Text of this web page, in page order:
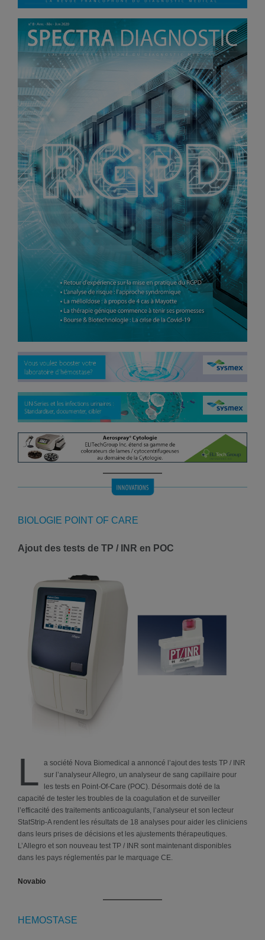
Manifestations
Abonnements
Annonceurs
Contact
BIOLOGIE POINT OF CARE
Ajout des tests de TP / INR en POC
L
a société Nova Biomedical a annoncé l’ajout des tests TP / INR
sur l’analyseur Allegro, un analyseur de sang capillaire pour
les tests en Point-Of-Care (POC). Désormais doté de la
capacité de tester les troubles de la coagulation et de surveiller
l’efficacité des traitements anticoagulants, l’analyseur et son lecteur
StatStrip-A rendent les résultats de 18 analyses pour aider les cliniciens
dans leurs prises de décisions et les ajustements thérapeutiques.
L’Allegro et son nouveau test TP / INR sont maintenant disponibles
dans les pays réglementés par le marquage CE.
Novabio
HEMOSTASE